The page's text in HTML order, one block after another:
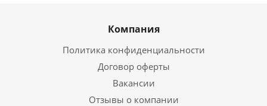
Компания
Политика конфиденциальности
Договор оферты
Вакансии
Отзывы о компании